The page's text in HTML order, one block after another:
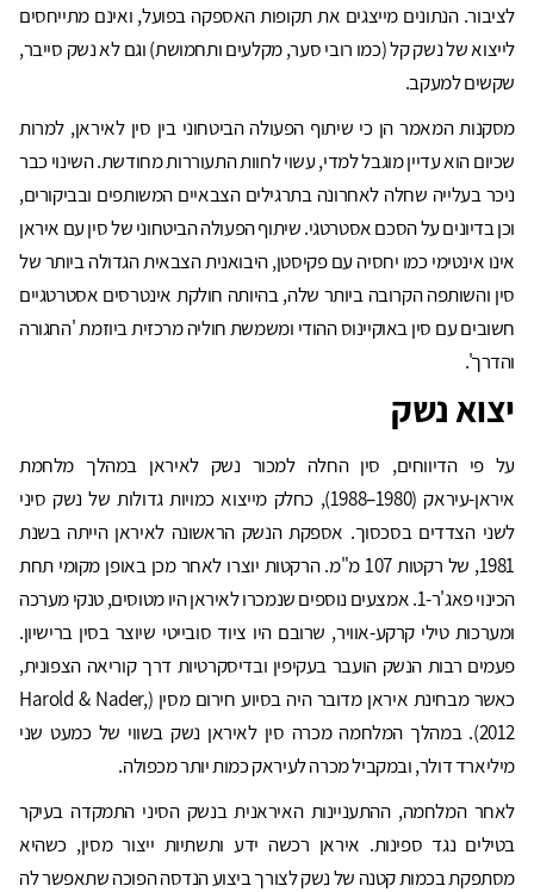
לציבור. הנתונים מייצגים את תקופות האספקה ​​בפועל, ואינם מתייחסים
לייצוא של נשק קל (כמו רובי סער, מקלעים ותחמושת) וגם לא נשק סייבר,
שקשים למעקב.
מסקנות המאמר הן כי שיתוף הפעולה הביטחוני בין סין לאיראן, למרות
שכיום הוא עדיין מוגבל למדי, עשוי לחוות התעוררות מחודשת. השינוי כבר
ניכר בעלייה שחלה לאחרונה בתרגילים הצבאיים המשותפים ובביקורים,
וכן בדיונים על הסכם אסטרטגי. שיתוף הפעולה הביטחוני של סין עם איראן
אינו אינטימי כמו יחסיה עם פקיסטן, היבואנית הצבאית הגדולה ביותר של
סין והשותפה הקרובה ביותר שלה, בהיותה חולקת אינטרסים אסטרטגיים
חשובים עם סין באוקיינוס ההודי ומשמשת חוליה מרכזית ביוזמת 'החגורה
והדרך'.
יצוא נשק
על פי הדיווחים, סין החלה למכור נשק לאיראן במהלך מלחמת
איראן-עיראק (1980–1988), כחלק מייצוא כמויות גדולות של נשק סיני
לשני הצדדים בסכסוך. אספקת הנשק הראשונה לאיראן הייתה בשנת
1981, של רקטות 107 מ"מ. הרקטות יוצרו לאחר מכן באופן מקומי תחת
הכינוי פאג'ר-1. אמצעים נוספים שנמכרו לאיראן היו מטוסים, טנקי מערכה
ומערכות טילי קרקע-אוויר, שרובם היו ציוד סובייטי שיוצר בסין ברישיון.
פעמים רבות הנשק הועבר בעקיפין ובדיסקרטיות דרך קוריאה הצפונית,
כאשר מבחינת איראן מדובר היה בסיוע חירום מסין (Harold & Nader,
2012). במהלך המלחמה מכרה סין לאיראן נשק בשווי של כמעט שני
מיליארד דולר, ובמקביל מכרה לעיראק כמות יותר מכפולה.
לאחר המלחמה, ההתעניינות האיראנית בנשק הסיני התמקדה בעיקר
בטילים נגד ספינות. איראן רכשה ידע ותשתיות ייצור מסין, כשהיא
מסתפקת בכמות קטנה של נשק לצורך ביצוע הנדסה הפוכה שתאפשר לה